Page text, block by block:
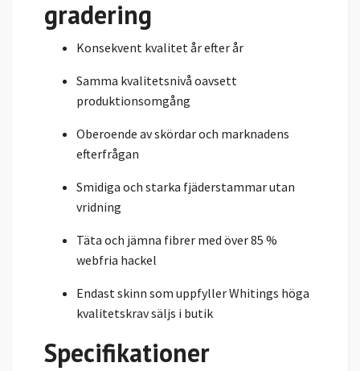
gradering
Konsekvent kvalitet år efter år
Samma kvalitetsnivå oavsett
produktionsomgång
Oberoende av skördar och marknadens
efterfrågan
Smidiga och starka fjäderstammar utan
vridning
Täta och jämna fibrer med över 85 %
webfria hackel
Endast skinn som uppfyller Whitings höga
kvalitetskrav säljs i butik
Specifikationer